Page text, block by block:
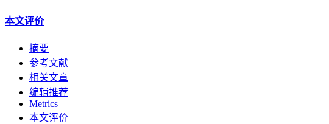
本文评价
摘要
参考文献
相关文章
编辑推荐
Metrics
本文评价